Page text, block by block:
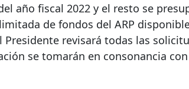
año fiscal 2022 y el resto se
de fondos del ARP
revisará todas las
se tomarán en consonancia